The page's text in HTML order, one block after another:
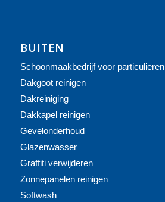
BUITEN
Schoonmaakbedrijf voor particulieren
Dakgoot reinigen
Dakreiniging
Dakkapel reinigen
Gevelonderhoud
Glazenwasser
Graffiti verwijderen
Zonnepanelen reinigen
Softwash